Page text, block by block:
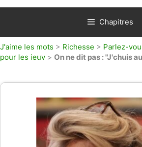
Chapitres
J'aime les mots > Richesse > Parlez-
pour les ieuv > On ne dit pas : "J'chuis